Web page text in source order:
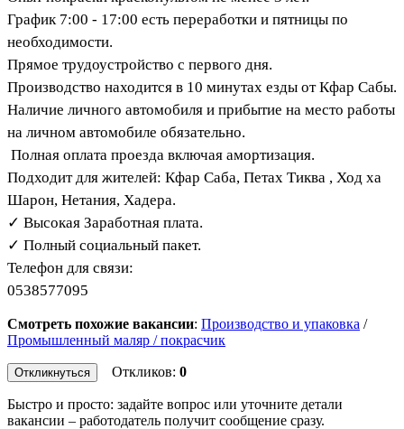
График 7:00 - 17:00 есть переработки и пятницы по
необходимости.
Прямое трудоустройство с первого дня.
Производство находится в 10 минутах езды от Кфар Сабы.
Наличие личного автомобиля и прибытие на место работы
на личном автомобиле обязательно.
Полная оплата проезда включая амортизация.
Подходит для жителей: Кфар Саба, Петах Тиква , Ход ха
Шарон, Нетания, Хадера.
✓ Высокая Заработная плата.
✓ Полный социальный пакет.
Телефон для связи:
0538577095
Смотреть похожие вакансии: Производство и упаковка /
Промышленный маляр / покрасчик
Откликнуться Откликов: 0
Быстро и просто: задайте вопрос или уточните детали
вакансии – работодатель получит сообщение сразу.